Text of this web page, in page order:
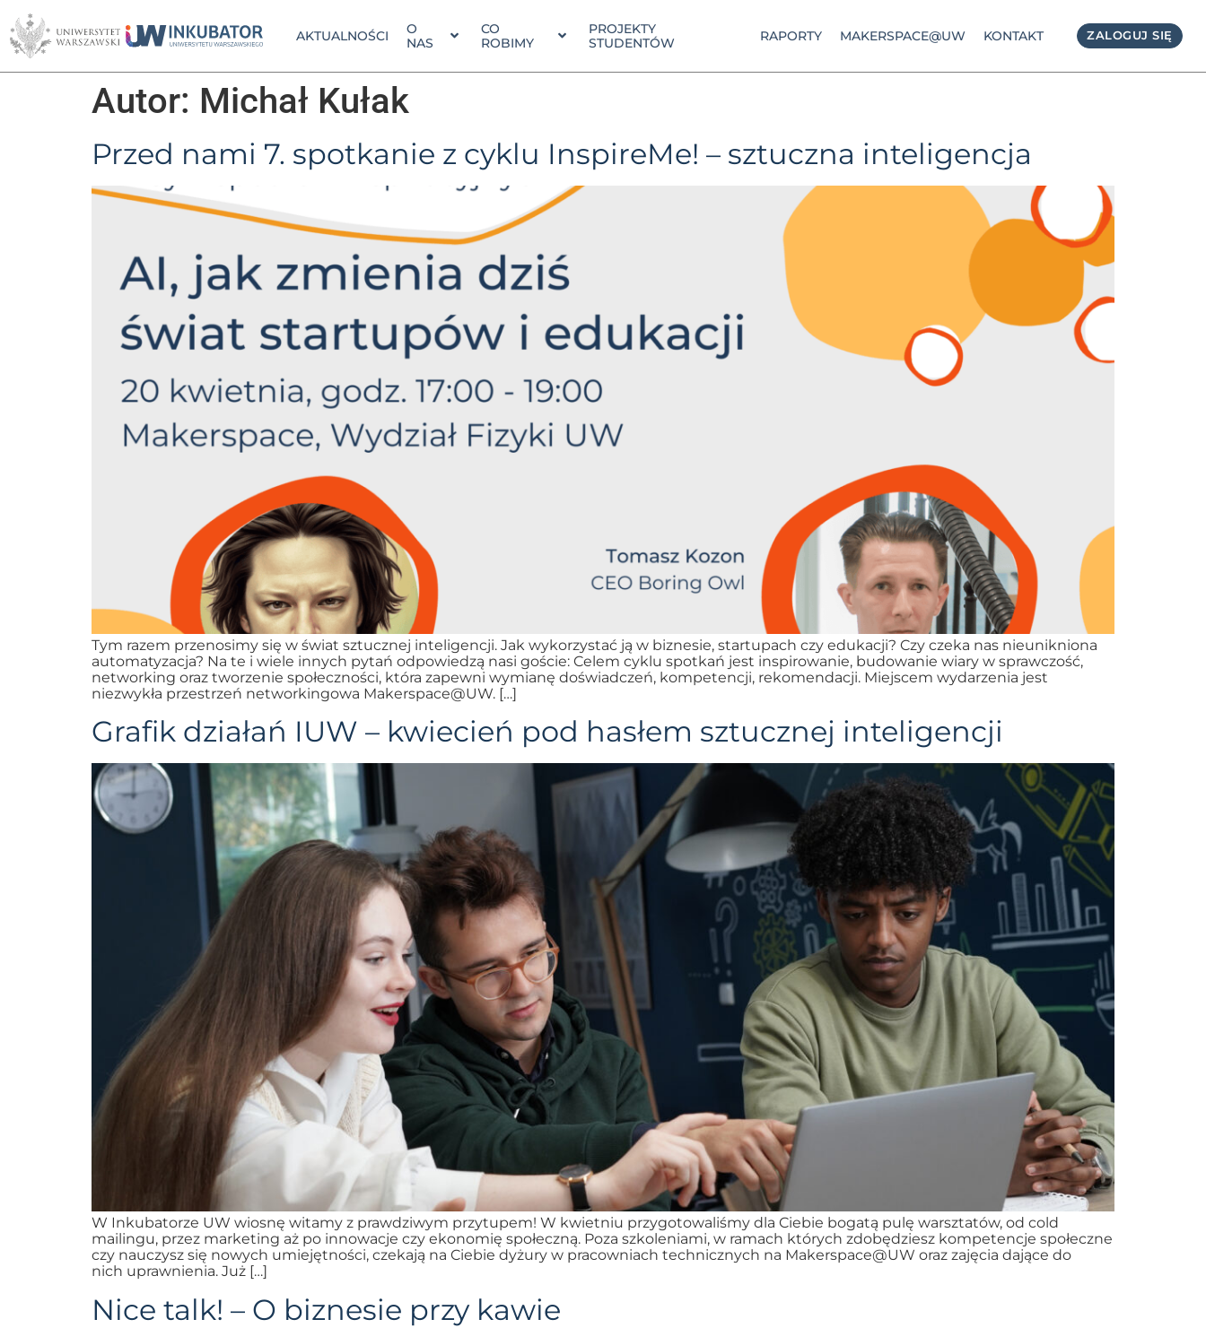
AKTUALNOŚCI
O
NAS
CO
ROBIMY
PROJEKTY
STUDENTÓW
RAPORTY MAKERSPACE@UW KONTAKT ZALOGUJ SIĘ
Autor: Michał Kułak
Przed nami 7. spotkanie z cyklu InspireMe! – sztuczna inteligencja
Tym razem przenosimy się w świat sztucznej inteligencji. Jak wykorzystać ją w biznesie, startupach czy edukacji? Czy czeka nas nieunikniona
automatyzacja? Na te i wiele innych pytań odpowiedzą nasi goście: Celem cyklu spotkań jest inspirowanie, budowanie wiary w sprawczość,
networking oraz tworzenie społeczności, która zapewni wymianę doświadczeń, kompetencji, rekomendacji. Miejscem wydarzenia jest
niezwykła przestrzeń networkingowa Makerspace@UW. […]
Grafik działań IUW – kwiecień pod hasłem sztucznej inteligencji
W Inkubatorze UW wiosnę witamy z prawdziwym przytupem! W kwietniu przygotowaliśmy dla Ciebie bogatą pulę warsztatów, od cold
mailingu, przez marketing aż po innowacje czy ekonomię społeczną. Poza szkoleniami, w ramach których zdobędziesz kompetencje społeczne
czy nauczysz się nowych umiejętności, czekają na Ciebie dyżury w pracowniach technicznych na Makerspace@UW oraz zajęcia dające do
nich uprawnienia. Już […]
Nice talk! – O biznesie przy kawie